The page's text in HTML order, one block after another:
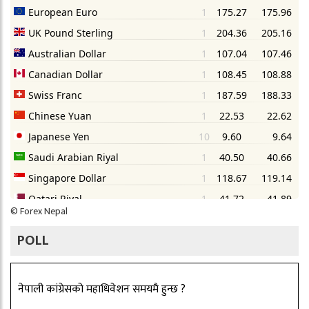
©Forex Nepal
POLL
नेपाली कांग्रेसको महाधिवेशन समयमै हुन्छ ?